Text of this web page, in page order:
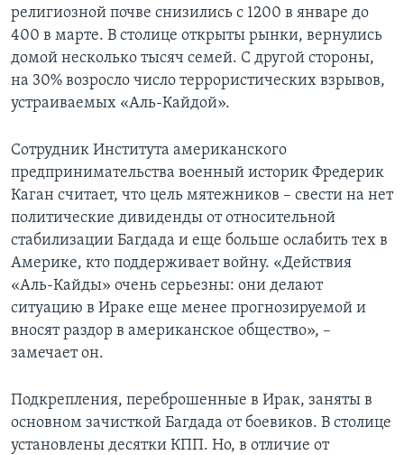
религиозной почве снизились с 1200 в январе до
400 в марте. В столице открыты рынки, вернулись
домой несколько тысяч семей. С другой стороны,
на 30% возросло число террористических взрывов,
устраиваемых «Аль-Кайдой».
Сотрудник Института американского
предпринимательства военный историк Фредерик
Каган считает, что цель мятежников – свести на нет
политические дивиденды от относительной
стабилизации Багдада и еще больше ослабить тех в
Америке, кто поддерживает войну. «Действия
«Аль-Кайды» очень серьезны: они делают
ситуацию в Ираке еще менее прогнозируемой и
вносят раздор в американское общество», –
замечает он.
Подкрепления, переброшенные в Ирак, заняты в
основном зачисткой Багдада от боевиков. В столице
установлены десятки КПП. Но, в отличие от